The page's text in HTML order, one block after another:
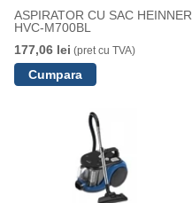
ASPIRATOR CU SAC HEINNER
HVC-M700BL
177,06 lei (pret cu TVA)